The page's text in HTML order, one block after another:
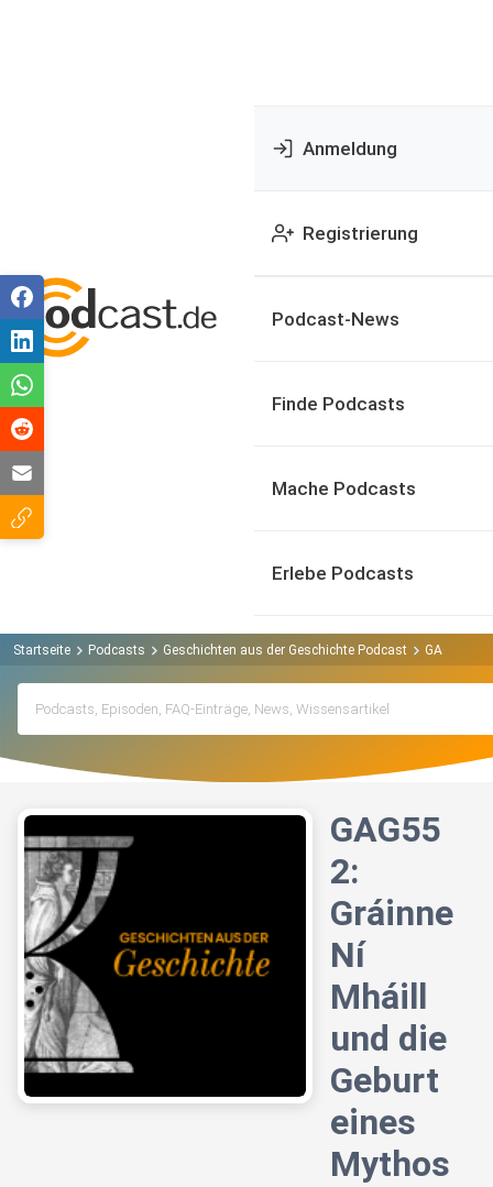
Anmeldung
Registrierung
Podcast-News
Finde Podcasts
Mache Podcasts
Erlebe Podcasts
Startseite Podcasts Geschichten aus der Geschichte Podcast GAG552:
GAG55
2:
Gráinne
Ní
Mháill
und die
Geburt
eines
Mythos